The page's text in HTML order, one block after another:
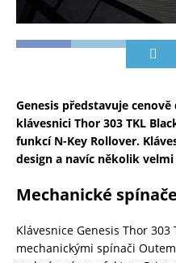
Genesis představuje
klávesnici Thor 303 TKL
funkcí N-Key Rollover.
design a navíc několik
Mechanické
Klávesnice Genesis Thor
mechanickými spínači